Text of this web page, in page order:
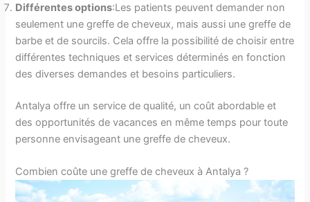
Différentes options:Les patients peuvent demander non
seulement une greffe de cheveux, mais aussi une greffe de
barbe et de sourcils. Cela offre la possibilité de choisir entre
différentes techniques et services déterminés en fonction
des diverses demandes et besoins particuliers.
Antalya offre un service de qualité, un coût abordable et
des opportunités de vacances en même temps pour toute
personne envisageant une greffe de cheveux.
Combien coûte une greffe de cheveux à Antalya ?